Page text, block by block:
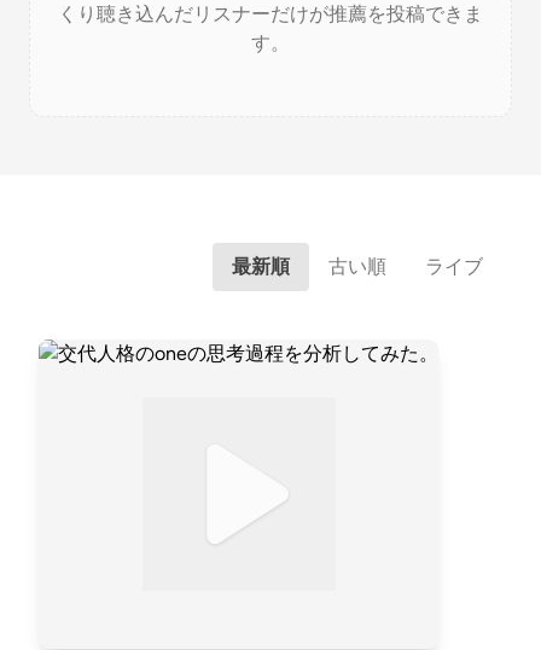
くり聴き込んだリスナーだけが推薦を投稿できま
す。
最新順 古い順 ライブ